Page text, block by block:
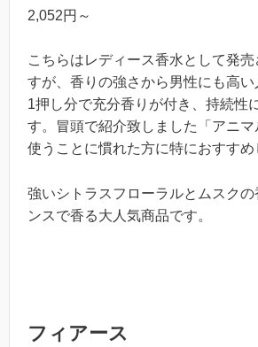
2,052円～
こちらはレディース香水として発
すが、香りの強さから男性にも高い
1押し分で充分香りが付き、持続性
す。冒頭で紹介致しました「アニ
使うことに慣れた方に特におすすめ
強いシトラスフローラルとムスク
ンスで香る大人気商品です。
フィアース